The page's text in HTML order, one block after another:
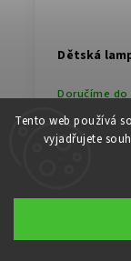
Tento web používá
vyjadřujete
Dětská
Doručíme do
od4 090
Ručně
barvách
především